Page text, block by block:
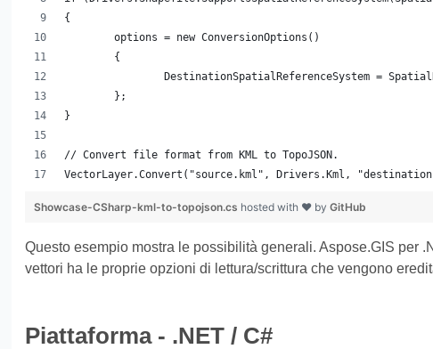
{
	options = new ConversionOptions()
	{
DestinationSpatialReferenceSystem =
	};
}
// Convert file format from KML to TopoJSON.
VectorLayer.Convert("source.kml", Drivers.Kml,
Showcase-CSharp-kml-to-topojson.cs hosted with ❤ by GitHub
Questo esempio mostra le possibilità generali. Aspose.GIS per
vettori ha le proprie opzioni di lettura/scrittura che vengono
Piattaforma - .NET / C#